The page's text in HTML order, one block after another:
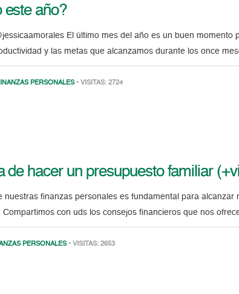
este año?
El último mes del año es un buen momento
y las metas que alcanzamos durante los once
PERSONALES • VISITAS: 2724
de hacer un presupuesto familiar
nuestras finanzas personales es fundamental para
con uds los consejos financieros que nos
PERSONALES • VISITAS: 2653